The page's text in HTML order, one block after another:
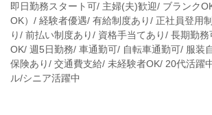
即日勤務スタート可/ 主婦(夫)歓迎/ ブランク
OK）/ 経験者優遇/ 有給制度あり/ 正社員登用
り/ 前払い制度あり/ 資格手当てあり/ 長期勤
OK/ 週5日勤務/ 車通勤可/ 自転車通勤可/ 服装
保険あり/ 交通費支給/ 未経験者OK/ 20代活躍
ル/シニア活躍中